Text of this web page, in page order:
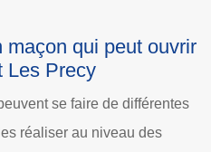
qui peut ouvrir
Les Precy
se faire de différentes
réaliser au niveau des